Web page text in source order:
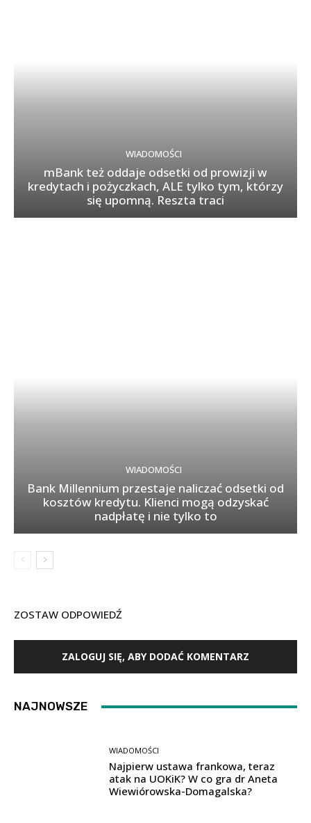
WIADOMOŚCI
mBank też oddaje odsetki od prowizji w
kredytach i pożyczkach, ALE tylko tym, którzy
się upomną. Reszta traci
WIADOMOŚCI
Bank Millennium przestaje naliczać odsetki od
kosztów kredytu. Klienci mogą odzyskać
nadpłatę i nie tylko to
ZOSTAW ODPOWIEDŹ
ZALOGUJ SIĘ, ABY DODAĆ KOMENTARZ
NAJNOWSZE
WIADOMOŚCI
Najpierw ustawa frankowa, teraz
atak na UOKiK? W co gra dr Aneta
Wiewiórowska-Domagalska?